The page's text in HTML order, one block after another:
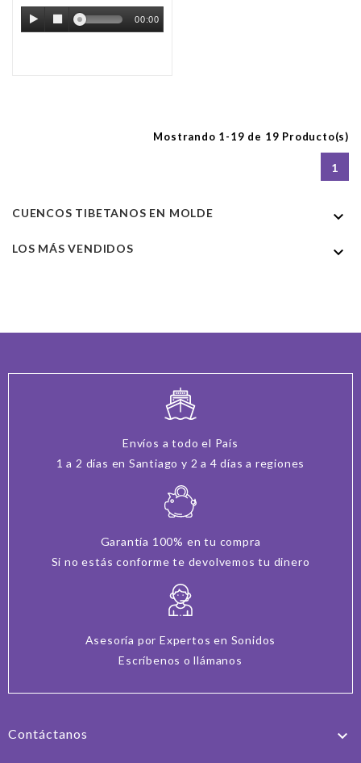
00:00
Mostrando 1-19 de 19 Producto(s)
1
CUENCOS TIBETANOS EN MOLDE 
LOS MÁS VENDIDOS 
Envíos a todo el País
1 a 2 días en Santiago y 2 a 4 días a regiones
Garantía 100% en tu compra
Si no estás conforme te devolvemos tu dinero
Asesoría por Expertos en Sonidos
Escríbenos o llámanos
Contáctanos 